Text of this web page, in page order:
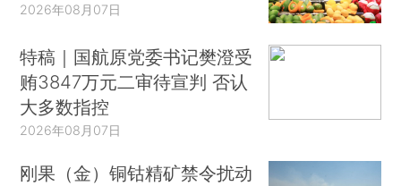
2026年08月07日
特稿｜国航原党委书记樊澄受
贿3847万元二审待宣判 否认
大多数指控
2026年08月07日
刚果（金）铜钴精矿禁令扰动